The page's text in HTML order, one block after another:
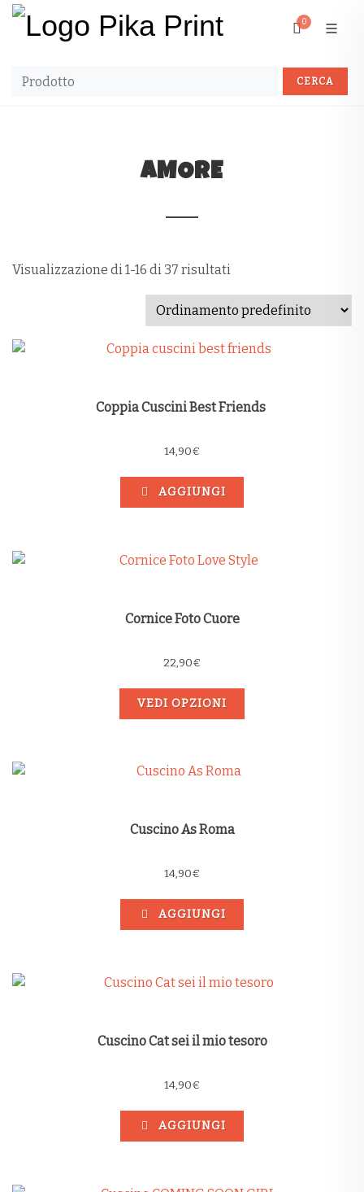
0
AMORE
Visualizzazione di 1-16 di 37 risultati
Coppia Cuscini Best Friends
14,90€
AGGIUNGI
Cornice Foto Cuore
22,90€
VEDI OPZIONI
Cuscino As Roma
14,90€
AGGIUNGI
Cuscino Cat sei il mio tesoro
14,90€
AGGIUNGI